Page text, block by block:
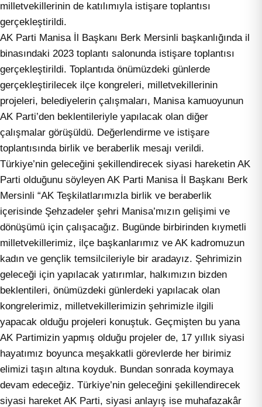
milletvekillerinin de katılımıyla istişare toplantısı
gerçekleştirildi.
AK Parti Manisa İl Başkanı Berk Mersinli başkanlığında il
binasındaki 2023 toplantı salonunda istişare toplantısı
gerçekleştirildi. Toplantıda önümüzdeki günlerde
gerçekleştirilecek ilçe kongreleri, milletvekillerinin
projeleri, belediyelerin çalışmaları, Manisa kamuoyunun
AK Parti’den beklentileriyle yapılacak olan diğer
çalışmalar görüşüldü. Değerlendirme ve istişare
toplantısında birlik ve beraberlik mesajı verildi.
Türkiye’nin geleceğini şekillendirecek siyasi hareketin AK
Parti olduğunu söyleyen AK Parti Manisa İl Başkanı Berk
Mersinli “AK Teşkilatlarımızla birlik ve beraberlik
içerisinde Şehzadeler şehri Manisa’mızın gelişimi ve
dönüşümü için çalışacağız. Bugünde birbirinden kıymetli
milletvekillerimiz, ilçe başkanlarımız ve AK kadromuzun
kadın ve gençlik temsilcileriyle bir aradayız. Şehrimizin
geleceği için yapılacak yatırımlar, halkımızın bizden
beklentileri, önümüzdeki günlerdeki yapılacak olan
kongrelerimiz, milletvekillerimizin şehrimizle ilgili
yapacak olduğu projeleri konuştuk. Geçmişten bu yana
AK Partimizin yapmış olduğu projeler de, 17 yıllık siyasi
hayatımız boyunca meşakkatli görevlerde her birimiz
elimizi taşın altına koyduk. Bundan sonrada koymaya
devam edeceğiz. Türkiye’nin geleceğini şekillendirecek
siyasi hareket AK Parti, siyasi anlayış ise muhafazakâr